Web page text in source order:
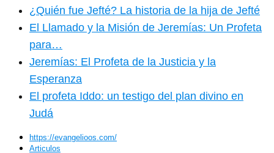
¿Quién fue Jefté? La historia de la hija de Jefté
El Llamado y la Misión de Jeremías: Un Profeta
para…
Jeremías: El Profeta de la Justicia y la
Esperanza
El profeta Iddo: un testigo del plan divino en
Judá
https://evangelioos.com/
Articulos